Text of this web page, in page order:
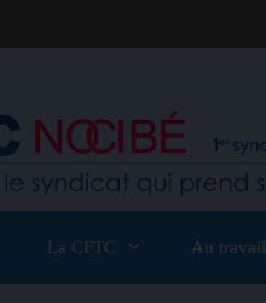
La CFTC Au travail